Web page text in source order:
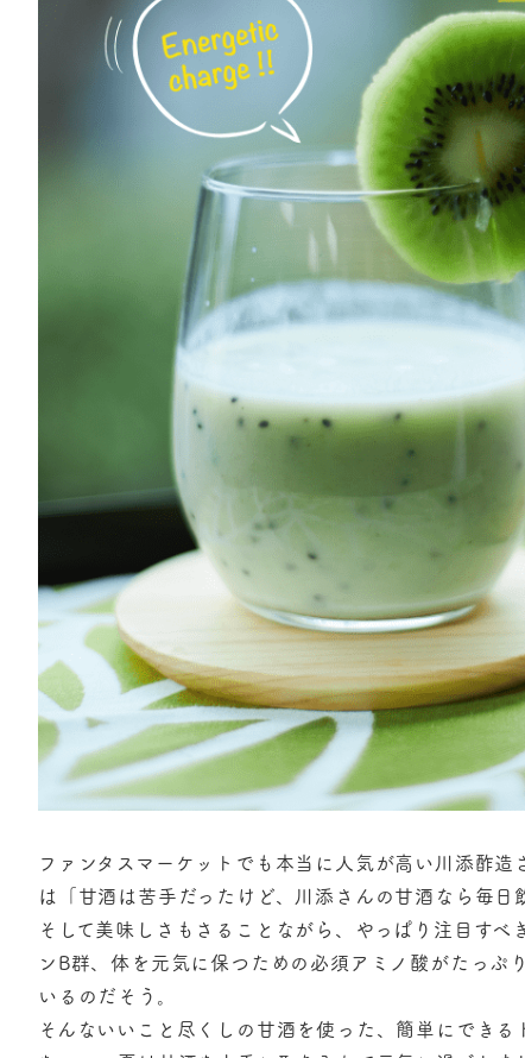
ファンタスマーケットでも本当に人気が高い川添酢
は「甘酒は苦手だったけど、川添さんの甘酒なら毎日
そして美味しさもさることながら、やっぱり注目す
ンB群、体を元気に保つための必須アミノ酸がたっぷ
いるのだそう。
そんないいこと尽くしの甘酒を使った、簡単にでき